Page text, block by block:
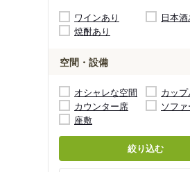
ワインあり
日本酒
焼酎あり
空間・設備
オシャレな空間
カッ
カウンター席
ソフ
座敷
絞り込む